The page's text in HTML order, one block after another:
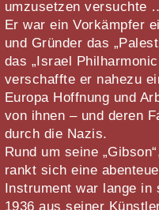
umzusetzen versuchte
Er war ein Vorkämpfer
und Gründer das
das „Israel
verschaffte er nahezu
Europa Hoffnung und
von ihnen – und deren
durch die Nazis.
Rund um seine
rankt sich eine
Instrument war lange
1936 aus seiner